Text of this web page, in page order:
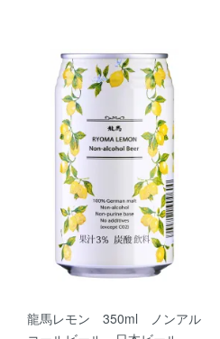
龍馬レモン 350ml ノンアル